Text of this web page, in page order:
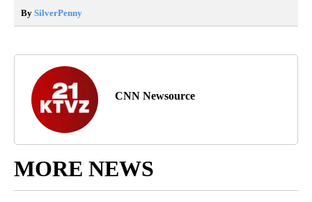
By SilverPenny
CNN Newsource
MORE NEWS